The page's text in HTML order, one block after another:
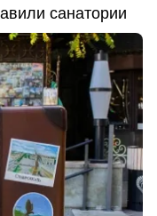
санатории